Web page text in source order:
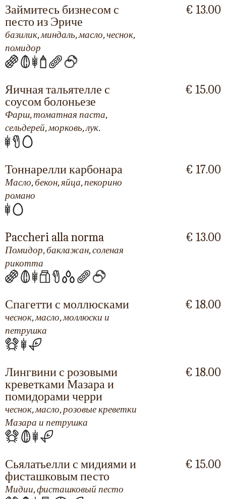
Займитесь бизнесом с
песто из Эриче
базилик, миндаль, масло, чеснок,
помидор
€ 13.00
Яичная тальятелле с
соусом болоньезе
Фарш, томатная паста,
сельдерей, морковь, лук.
€ 15.00
Тоннарелли карбонара
Масло, бекон, яйца, пекорино
романо
€ 17.00
Paccheri alla norma
Помидор, баклажан, соленая
рикотта
€ 13.00
Спагетти с моллюсками
чеснок, масло, моллюски и
петрушка
€ 18.00
Лингвини с розовыми
креветками Мазара и
помидорами черри
чеснок, масло, розовые креветки
Мазара и петрушка
€ 18.00
Сьялатьелли с мидиями и
фисташковым песто
Мидии, фисташковый песто
€ 15.00